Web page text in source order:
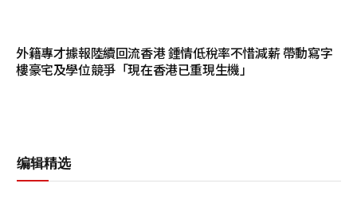
外籍專才據報陸續回流香港 鍾情低稅率不惜減薪 帶動寫字
樓豪宅及學位競爭「現在香港已重現生機」
编辑精选